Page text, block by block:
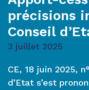
précisions
Conseil
3 juillet 2025
CE, 18 juin 2025,
d’Etat s’est